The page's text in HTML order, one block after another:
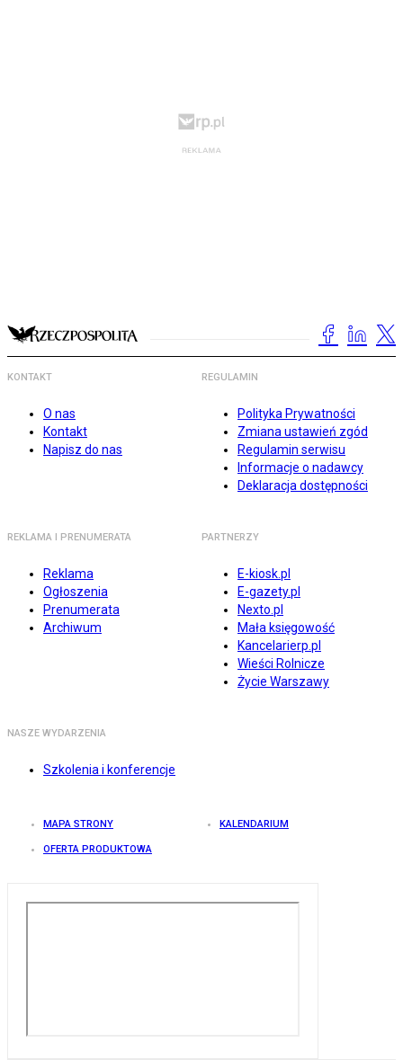
KONTAKT
O nas
Kontakt
Napisz do nas
REGULAMIN
Polityka Prywatności
Zmiana ustawień zgód
Regulamin serwisu
Informacje o nadawcy
Deklaracja dostępności
REKLAMA I PRENUMERATA
Reklama
Ogłoszenia
Prenumerata
Archiwum
PARTNERZY
E-kiosk.pl
E-gazety.pl
Nexto.pl
Mała księgowość
Kancelarierp.pl
Wieści Rolnicze
Życie Warszawy
NASZE WYDARZENIA
Szkolenia i konferencje
MAPA STRONY KALENDARIUM
OFERTA PRODUKTOWA